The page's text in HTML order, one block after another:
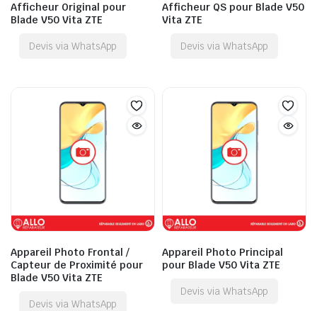
Afficheur Original pour
Blade V50 Vita ZTE
Devis via WhatsApp
Afficheur QS pour Blade V50
Vita ZTE
Devis via WhatsApp
Appareil Photo Frontal /
Capteur de Proximité pour
Blade V50 Vita ZTE
Devis via WhatsApp
Appareil Photo Principal
pour Blade V50 Vita ZTE
Devis via WhatsApp